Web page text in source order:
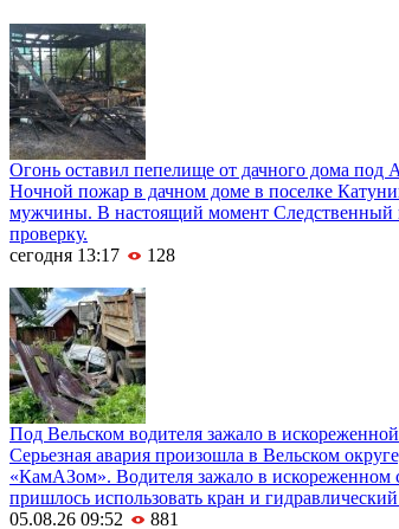
Огонь оставил пепелище от дачного дома под
Ночной пожар в дачном доме в поселке
мужчины. В настоящий момент Следственный
проверку.
сегодня 13:17
128
Под Вельском водителя зажало в
Серьезная авария произошла в Вельском
«КамАЗом». Водителя зажало в искореженном
пришлось использовать кран и
05.08.26 09:52
881